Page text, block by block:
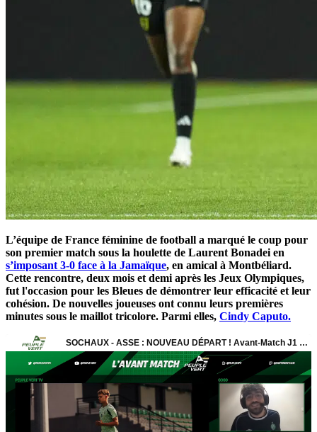
L’équipe de France féminine de football a marqué le coup pour
son premier match sous la houlette de Laurent Bonadei en
s’imposant 3-0 face à la Jamaïque, en amical à Montbéliard.
Cette rencontre, deux mois et demi après les Jeux Olympiques,
fut l'occasion pour les Bleues de démontrer leur efficacité et leur
cohésion. De nouvelles joueuses ont connu leurs premières
minutes sous le maillot tricolore. Parmi elles, Cindy Caputo.